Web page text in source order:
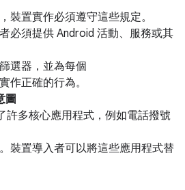
裝置實作必須遵守這些規定。
必須提供 Android 活動、服務或其
選器，並為每個
作正確的行為。
圖
許多核心應用程式，例如電話撥號
裝置導入者可以將這些應用程式替